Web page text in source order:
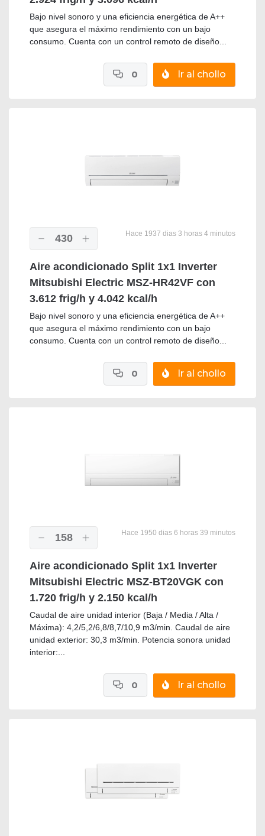
Bajo nivel sonoro y una eficiencia energética de A++
que asegura el máximo rendimiento con un bajo
consumo. Cuenta con un control remoto de diseño...
Ir al chollo
0
430 Hace 1937 dias 3 horas 4 minutos
Aire acondicionado Split 1x1 Inverter
Mitsubishi Electric MSZ-HR42VF con
3.612 frig/h y 4.042 kcal/h
Bajo nivel sonoro y una eficiencia energética de A++
que asegura el máximo rendimiento con un bajo
consumo. Cuenta con un control remoto de diseño...
Ir al chollo
0
158 Hace 1950 dias 6 horas 39 minutos
Aire acondicionado Split 1x1 Inverter
Mitsubishi Electric MSZ-BT20VGK con
1.720 frig/h y 2.150 kcal/h
Caudal de aire unidad interior (Baja / Media / Alta /
Máxima): 4,2/5,2/6,8/8,7/10,9 m3/min. Caudal de aire
unidad exterior: 30,3 m3/min. Potencia sonora unidad
interior:...
Ir al chollo
0